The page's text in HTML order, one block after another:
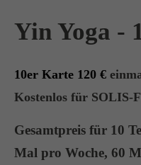
Yin Yoga -
10er Karte 120 €
Kostenlos für SOLIS-
Gesamtpreis für 10
Mal pro Woche, 60